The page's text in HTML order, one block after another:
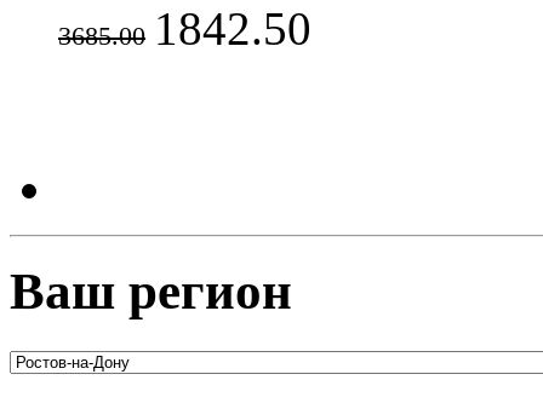
3685.00 1842.50
Ваш регион